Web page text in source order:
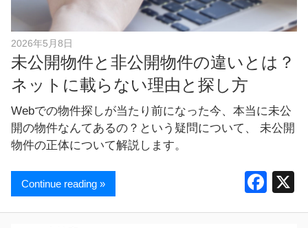
2026年5月8日
未公開物件と非公開物件の違いとは？
ネットに載らない理由と探し方
Webでの物件探しが当たり前になった今、本当に未公
開の物件なんてあるの？という疑問について、 未公開
物件の正体について解説します。
F
Continue reading »